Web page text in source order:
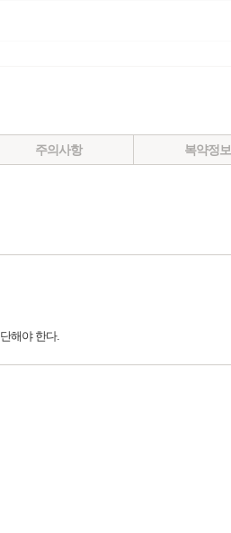
주의사항 복약정보
해야 한다.